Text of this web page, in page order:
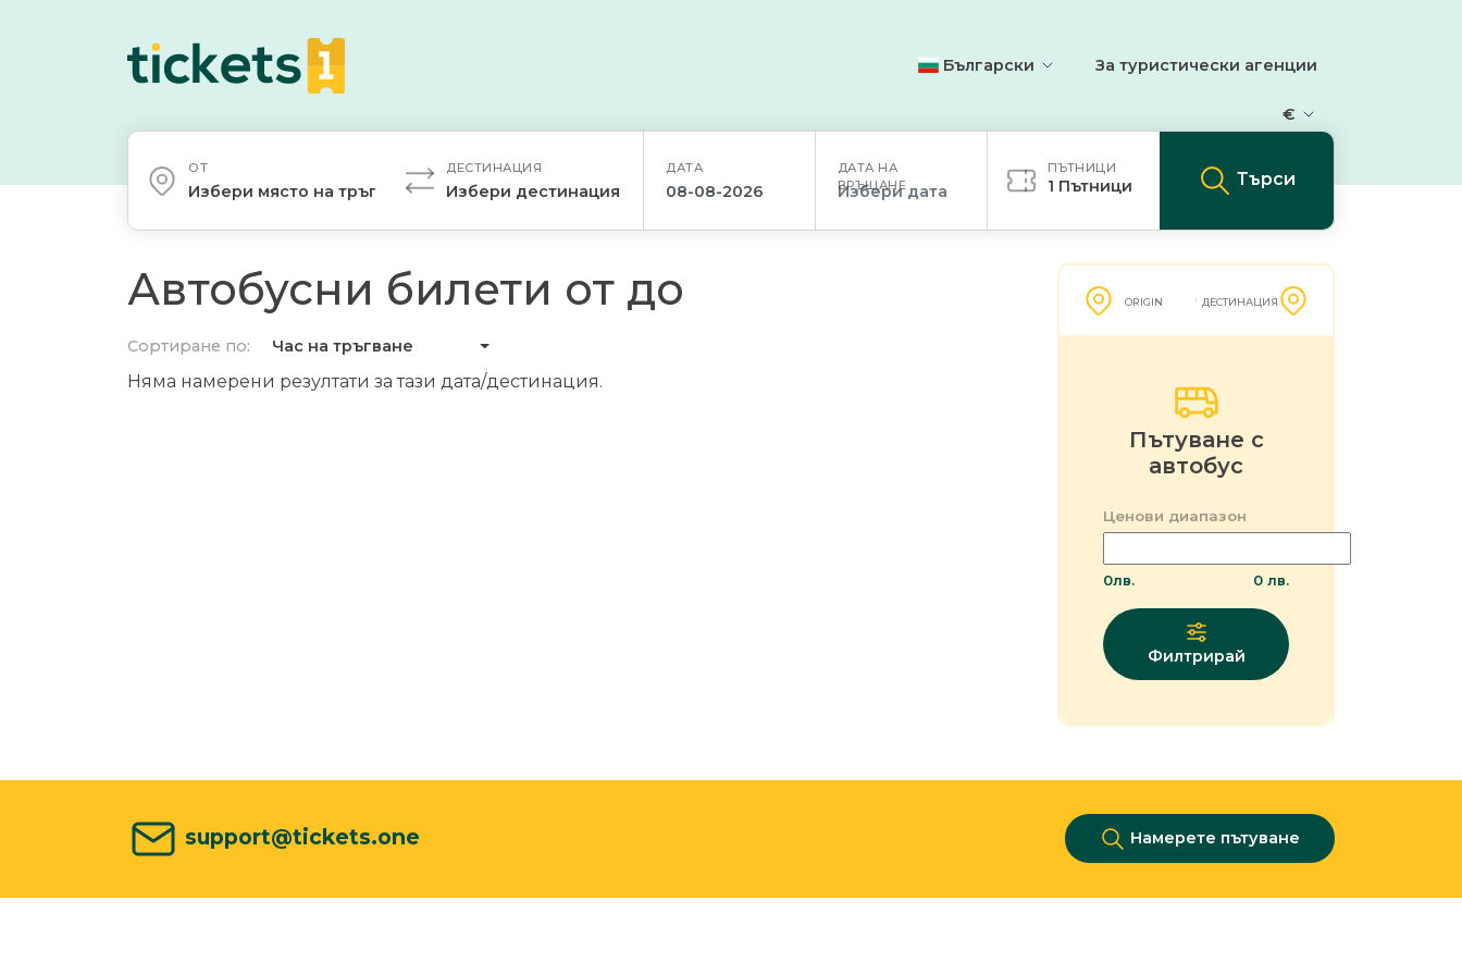
Български За туристически агенции
€
ОТ
Избери място на тръгване
ДЕСТИНАЦИЯ
Избери дестинация
ДАТА
ДАТА НА
ВРЪЩАНЕ
ПЪТНИЦИ
1 Пътници Търси
Автобусни билети от до
Сортиране по: Час на тръгване
Няма намерени резултати за тази дата/дестинация.
ORIGIN ДЕСТИНАЦИЯ
Пътуване с
автобус
Ценови диапазон
0лв. 0 лв.
Филтрирай
support@tickets.one Намерете пътуване